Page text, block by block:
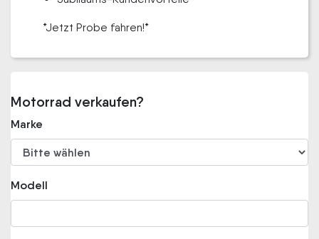
*Jetzt Probe fahren!*
Motorrad verkaufen?
Marke
Modell